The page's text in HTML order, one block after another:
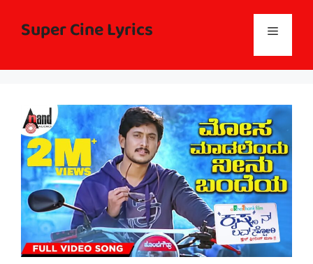
contentSuper Cine Lyrics Menu